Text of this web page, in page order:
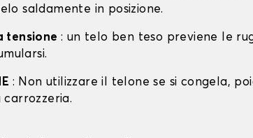
saldamente in posizione.
tensione : un telo ben teso previene le
: Non utilizzare il telone se si congela,